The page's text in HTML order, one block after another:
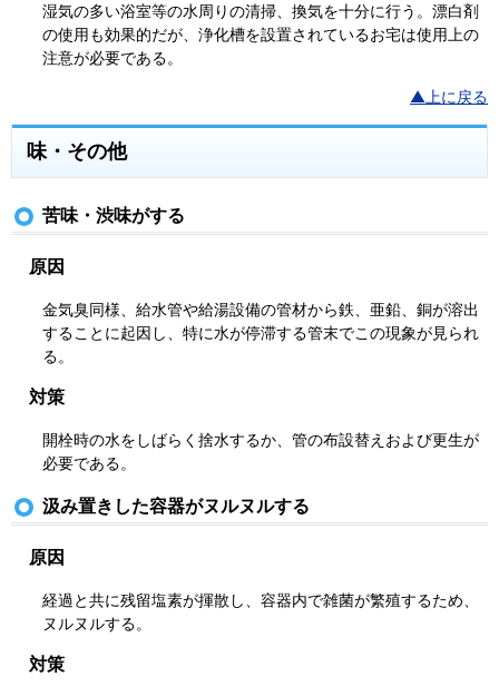
湿気の多い浴室等の水周りの清掃、換気を十分に行う。漂白剤
の使用も効果的だが、浄化槽を設置されているお宅は使用上の
注意が必要である。
▲上に戻る
味・その他
苦味・渋味がする
原因
金気臭同様、給水管や給湯設備の管材から鉄、亜鉛、銅が溶出
することに起因し、特に水が停滞する管末でこの現象が見られ
る。
対策
開栓時の水をしばらく捨水するか、管の布設替えおよび更生が
必要である。
汲み置きした容器がヌルヌルする
原因
経過と共に残留塩素が揮散し、容器内で雑菌が繁殖するため、
ヌルヌルする。
対策